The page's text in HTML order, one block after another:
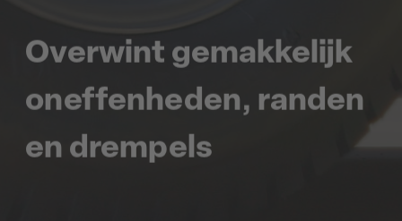
Overwint gemakkelijk
oneffenheden, randen
en drempels